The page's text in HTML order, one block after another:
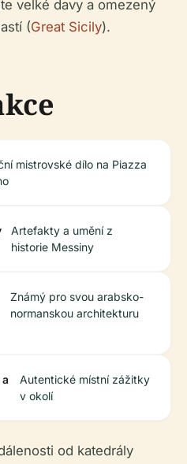
velké davy a omezený
(Great Sicily).
mistrovské dílo na Piazza
Artefakty a umění z
historie Messiny
Známý pro svou arabsko-
normanskou architekturu
Autentické místní zážitky
v okolí
od katedrály